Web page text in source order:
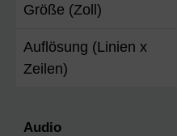
Größe (Zoll)
Auflösung (Linien x
Zeilen)
Audio